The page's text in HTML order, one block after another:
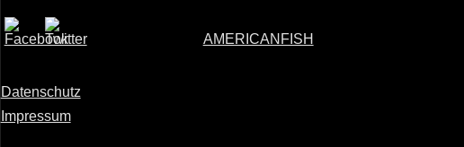
AMERICANFISH
Datenschutz
Impressum